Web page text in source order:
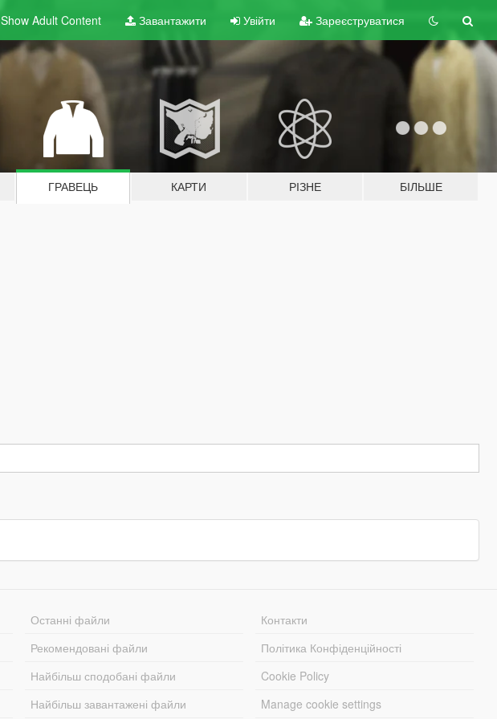
Show Adult Content Завантажити Увійти Зареєструватися
ГРАВЕЦЬ КАРТИ РІЗНЕ БІЛЬШЕ
Останні файли
Рекомендовані файли
Найбільш сподобані файли
Найбільш завантажені файли
Контакти
Політика Конфіденційності
Cookie Policy
Manage cookie settings